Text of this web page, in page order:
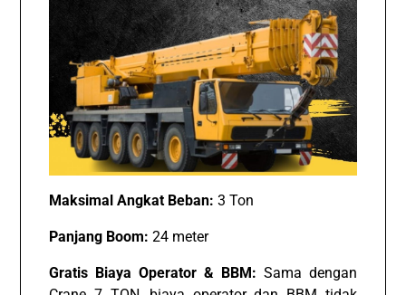
Maksimal Angkat Beban: 3 Ton
Panjang Boom: 24 meter
Gratis Biaya Operator & BBM: Sama dengan